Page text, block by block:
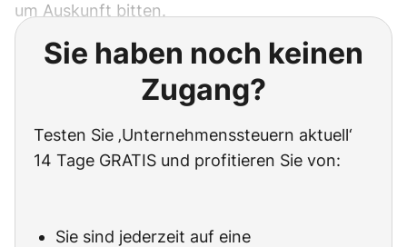
um Auskunft bitten.
Sie haben noch keinen
Zugang?
Testen Sie ‚Unternehmenssteuern aktuell‘
14 Tage GRATIS und profitieren Sie von:
Sie sind jederzeit auf eine